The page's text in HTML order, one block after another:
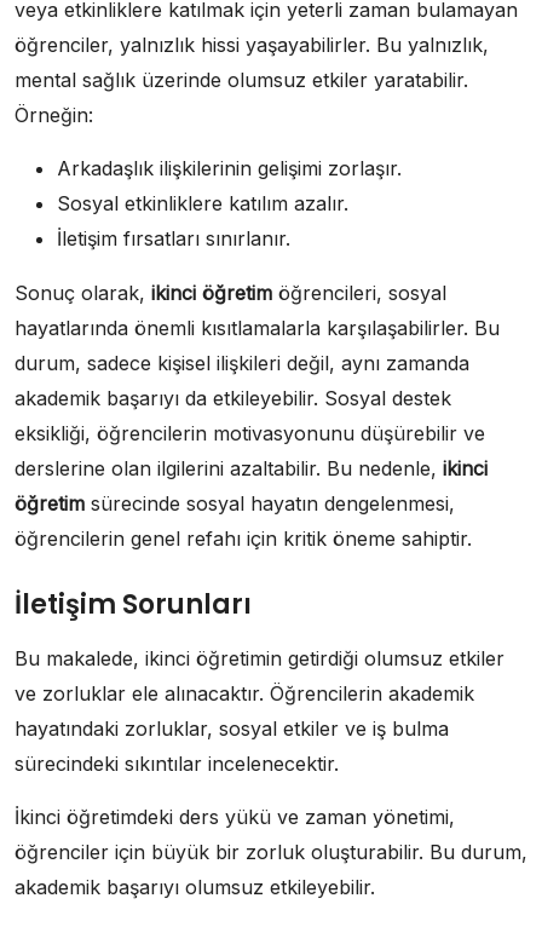
veya etkinliklere katılmak için yeterli zaman bulamayan
öğrenciler, yalnızlık hissi yaşayabilirler. Bu yalnızlık,
mental sağlık üzerinde olumsuz etkiler yaratabilir.
Örneğin:
Arkadaşlık ilişkilerinin gelişimi zorlaşır.
Sosyal etkinliklere katılım azalır.
İletişim fırsatları sınırlanır.
Sonuç olarak, ikinci öğretim öğrencileri, sosyal
hayatlarında önemli kısıtlamalarla karşılaşabilirler. Bu
durum, sadece kişisel ilişkileri değil, aynı zamanda
akademik başarıyı da etkileyebilir. Sosyal destek
eksikliği, öğrencilerin motivasyonunu düşürebilir ve
derslerine olan ilgilerini azaltabilir. Bu nedenle, ikinci
öğretim sürecinde sosyal hayatın dengelenmesi,
öğrencilerin genel refahı için kritik öneme sahiptir.
İletişim Sorunları
Bu makalede, ikinci öğretimin getirdiği olumsuz etkiler
ve zorluklar ele alınacaktır. Öğrencilerin akademik
hayatındaki zorluklar, sosyal etkiler ve iş bulma
sürecindeki sıkıntılar incelenecektir.
İkinci öğretimdeki ders yükü ve zaman yönetimi,
öğrenciler için büyük bir zorluk oluşturabilir. Bu durum,
akademik başarıyı olumsuz etkileyebilir.